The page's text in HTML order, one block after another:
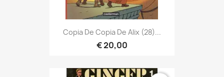
Copia De Copia De Alix (28)...
€ 20,00